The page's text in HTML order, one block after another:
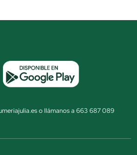
o llámanos a 663 687 089